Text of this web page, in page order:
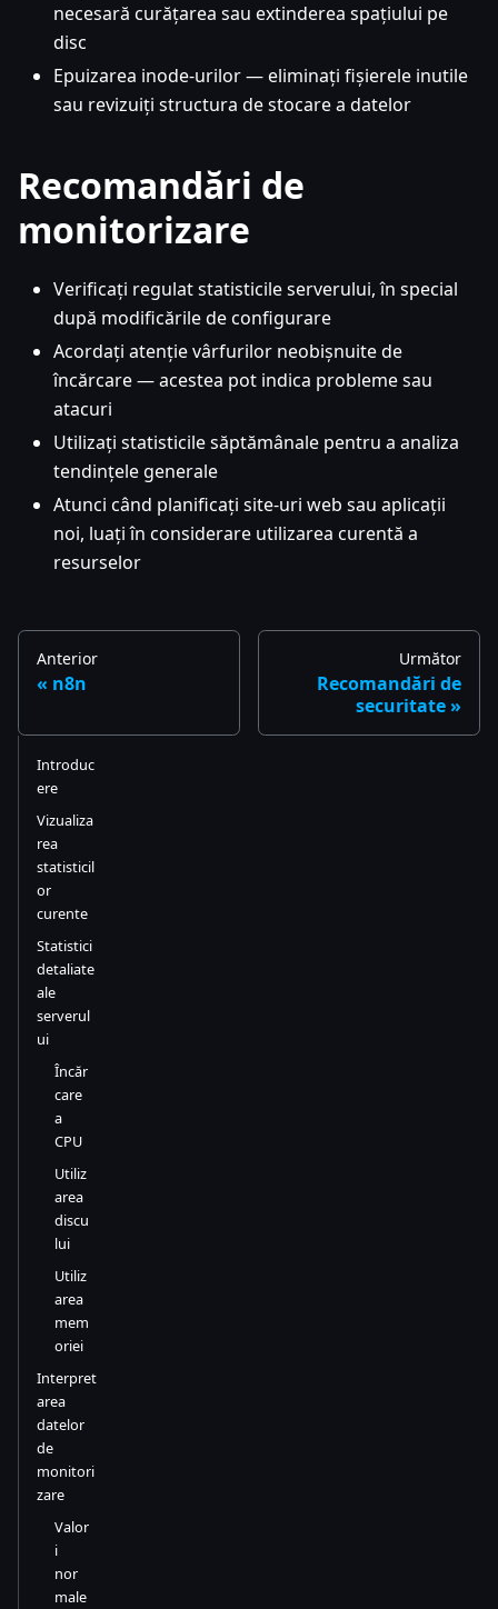
necesară curățarea sau extinderea spațiului pe
disc
Epuizarea inode-urilor — eliminați fișierele inutile
sau revizuiți structura de stocare a datelor
Recomandări de
monitorizare
Verificați regulat statisticile serverului, în special
după modificările de configurare
Acordați atenție vârfurilor neobișnuite de
încărcare — acestea pot indica probleme sau
atacuri
Utilizați statisticile săptămânale pentru a analiza
tendințele generale
Atunci când planificați site-uri web sau aplicații
noi, luați în considerare utilizarea curentă a
resurselor
Anterior
n8n
Următor
Recomandări de
securitate
Introduc
ere
Vizualiza
rea
statisticil
or
curente
Statistici
detaliate
ale
serverul
ui
Încăr
care
a
CPU
Utiliz
area
discu
lui
Utiliz
area
mem
oriei
Interpret
area
datelor
de
monitori
zare
Valor
i
nor
male